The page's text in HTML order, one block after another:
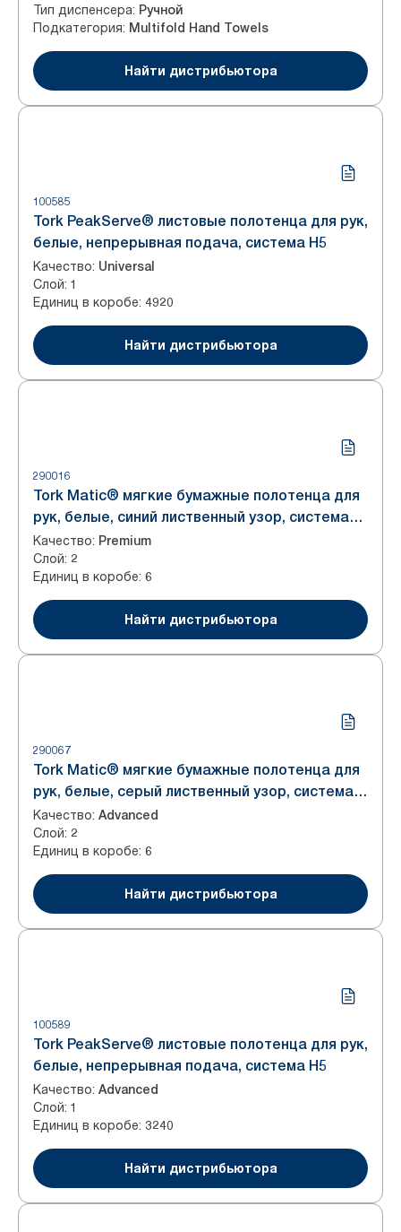
Тип диспенсера: Ручной
Подкатегория: Multifold Hand Towels
Найти дистрибьютора
100585
Tork PeakServe® листовые полотенца для рук,
белые, непрерывная подача, система H5
Качество: Universal
Слой: 1
Единиц в коробе: 4920
Найти дистрибьютора
290016
Tork Matic® мягкие бумажные полотенца для
рук, белые, синий лиственный узор, система
H1
Качество: Premium
Слой: 2
Единиц в коробе: 6
Найти дистрибьютора
290067
Tork Matic® мягкие бумажные полотенца для
рук, белые, серый лиственный узор, система
H1
Качество: Advanced
Слой: 2
Единиц в коробе: 6
Найти дистрибьютора
100589
Tork PeakServe® листовые полотенца для рук,
белые, непрерывная подача, система H5
Качество: Advanced
Слой: 1
Единиц в коробе: 3240
Найти дистрибьютора